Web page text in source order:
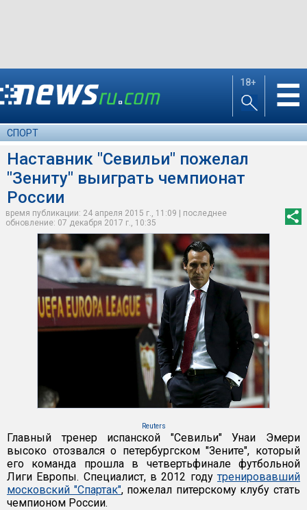
18+ ☰
СПОРТ
Наставник "Севильи" пожелал
"Зениту" выиграть чемпионат
России
время публикации: 24 апреля 2015 г., 11:09 | последнее
обновление: 07 декабря 2017 г., 10:35
Reuters
Главный тренер испанской "Севильи" Унаи Эмери
высоко отозвался о петербургском "Зените", который
его команда прошла в четвертьфинале футбольной
Лиги Европы. Специалист, в 2012 году тренировавший
московский "Спартак", пожелал питерскому клубу стать
чемпионом России.